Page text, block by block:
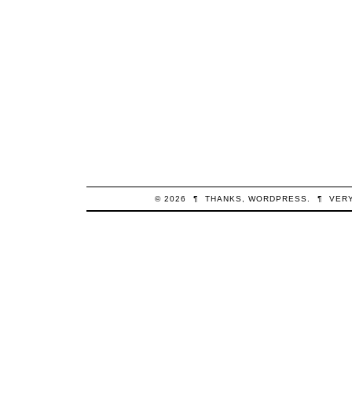
© 2026 ¶ THANKS, WORDPRESS. ¶